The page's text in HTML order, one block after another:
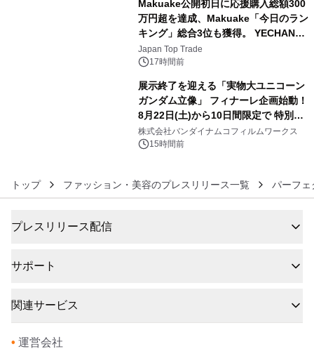
Makuake公開初日に応援購入総額300
万円超を達成、Makuake「今日のラン
キング」総合3位も獲得。 YECHAN音
浴シンギングボウル第2弾の大型サイ
ズ（XL・2XL・3XL）を先行販売中
Japan Top Trade
17時間前
展示終了を迎える「実物大ユニコーン
ガンダム立像」 フィナーレ企画始動！
8月22日(土)から10日間限定で 特別映
像『UNICORN GUNDAM Statue ―
BEYOND POSSIBILITY ―』を上映！
株式会社バンダイナムコフィルムワークス
15時間前
トップ ファッション・美容のプレスリリース一覧 パーフェ
プレスリリース配信
サポート
関連サービス
• 運営会社